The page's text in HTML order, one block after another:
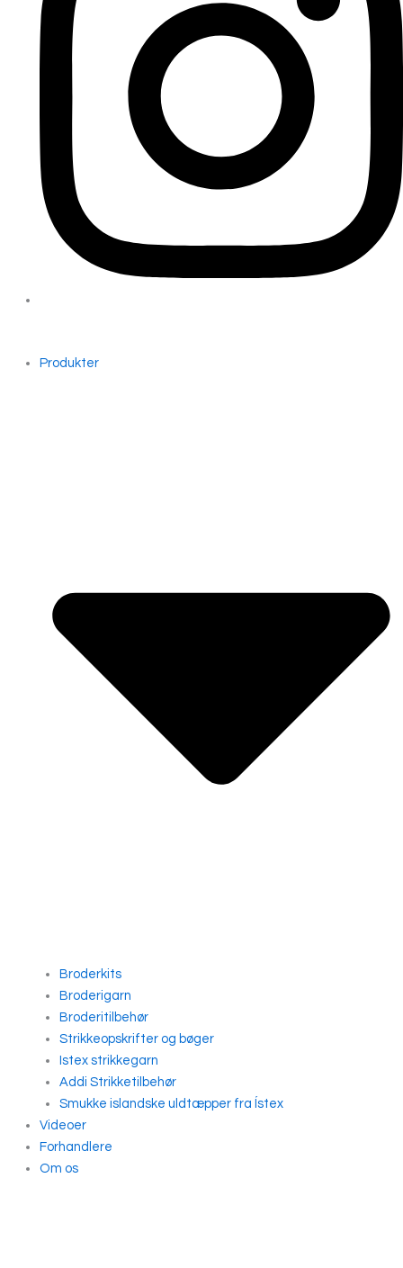
Produkter
Broderkits
Broderigarn
Broderitilbehør
Strikkeopskrifter og bøger
Istex strikkegarn
Addi Strikketilbehør
Smukke islandske uldtæpper fra Ístex
Videoer
Forhandlere
Om os